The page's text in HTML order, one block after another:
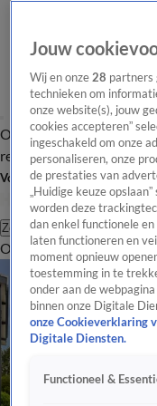
Overzicht Laatste nieuws
redactie
Volg Hart van Nederland
Zoeken
OverzichtRegio
Jouw
Wij en onze28 partners
technieken om
onze website(s), jouw
cookies accepteren”
ingeschakeld om onze
personaliseren, onze
de prestaties van
„Huidige keuze
worden deze
dan enkel functionele
laten functioneren en
moment opnieuw
toestemming in te
onder aan de
binnen onze Digitale
onze Cookieverklaring
Digitale Diensten.
Functioneel &